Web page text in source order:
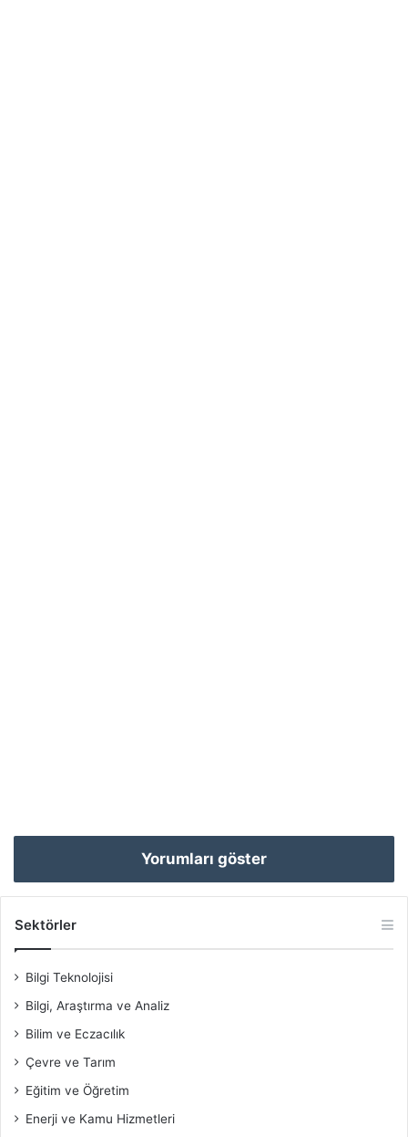
Yorumları göster
Sektörler
Bilgi Teknolojisi
Bilgi, Araştırma ve Analiz
Bilim ve Eczacılık
Çevre ve Tarım
Eğitim ve Öğretim
Enerji ve Kamu Hizmetleri